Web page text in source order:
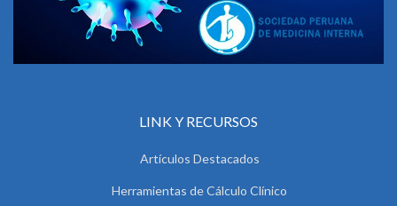
LINK Y RECURSOS
Artículos Destacados
Herramientas de Cálculo Clínico